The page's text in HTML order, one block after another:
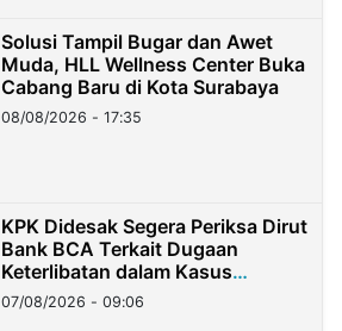
Solusi Tampil Bugar dan Awet
Muda, HLL Wellness Center Buka
Cabang Baru di Kota Surabaya
08/08/2026 - 17:35
KPK Didesak Segera Periksa Dirut
Bank BCA Terkait Dugaan
Keterlibatan dalam Kasus
Hilangnya Dana Nasabah Rp2,58
Miliar
07/08/2026 - 09:06